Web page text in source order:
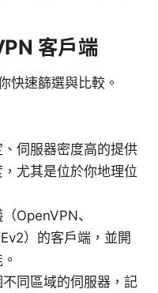
客戶端
快速篩選與比較。
伺服器密度高的提供
尤其是位於你地理位
OpenVPN、
）的客戶端，並開
同區域的伺服器，記